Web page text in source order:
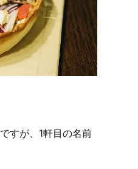
すが、1軒目の名前